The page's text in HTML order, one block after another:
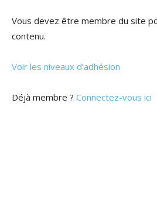
Vous devez être membre du site
contenu.
Voir les niveaux d’adhésion
Déjà membre ? Connectez-vous ici